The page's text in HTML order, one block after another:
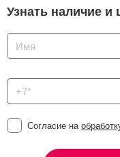
Узнать наличие и
Согласие на